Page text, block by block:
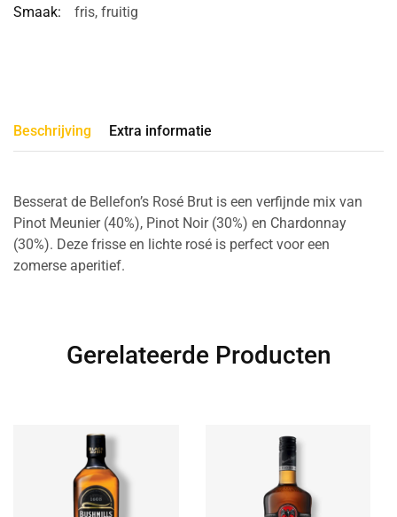
Smaak:
fris, fruitig
Beschrijving Extra informatie
Besserat de Bellefon’s Rosé Brut is een verfijnde mix van
Pinot Meunier (40%), Pinot Noir (30%) en Chardonnay
(30%). Deze frisse en lichte rosé is perfect voor een
zomerse aperitief.
Gerelateerde Producten